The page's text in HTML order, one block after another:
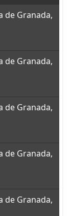
de Granada,
de Granada,
de Granada,
de Granada,
de Granada,